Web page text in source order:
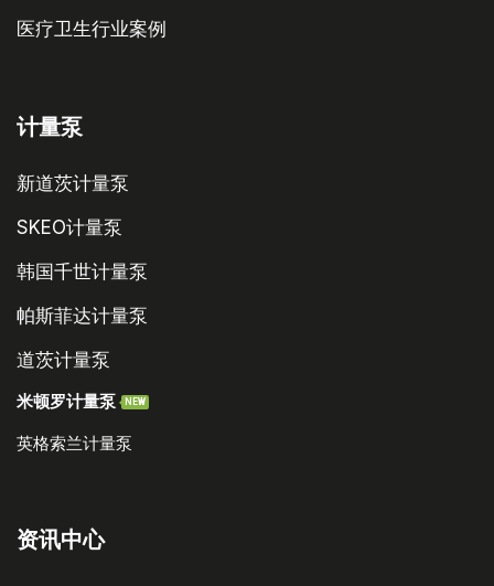
医疗卫生行业案例
计量泵
新道茨计量泵
SKEO计量泵
韩国千世计量泵
帕斯菲达计量泵
道茨计量泵
米顿罗计量泵 NEW
英格索兰计量泵
资讯中心